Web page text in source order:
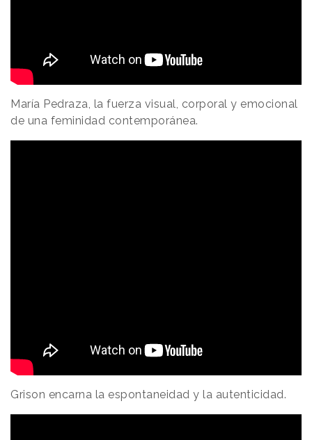
María Pedraza, la fuerza visual, corporal y emocional
de una feminidad contemporánea.
Grison encarna la espontaneidad y la autenticidad.